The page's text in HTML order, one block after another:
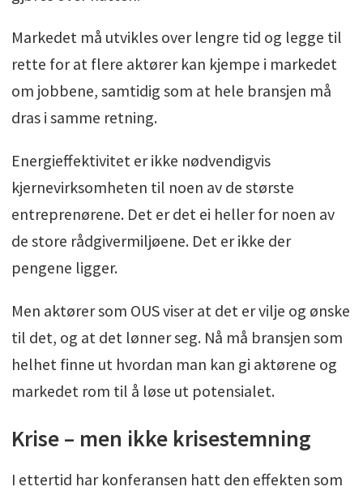
Markedet må utvikles over lengre tid og legge til
rette for at flere aktører kan kjempe i markedet
om jobbene, samtidig som at hele bransjen må
dras i samme retning.
Energieffektivitet er ikke nødvendigvis
kjernevirksomheten til noen av de største
entreprenørene. Det er det ei heller for noen av
de store rådgivermiljøene. Det er ikke der
pengene ligger.
Men aktører som OUS viser at det er vilje og ønske
til det, og at det lønner seg. Nå må bransjen som
helhet finne ut hvordan man kan gi aktørene og
markedet rom til å løse ut potensialet.
Krise – men ikke krisestemning
I ettertid har konferansen hatt den effekten som